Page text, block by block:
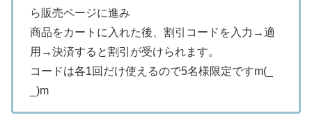
ら販売ページに進み
商品をカートに入れた後、割引コードを入力→適
用→決済すると割引が受けられます。
コードは各1回だけ使えるので5名様限定ですm(_
_)m